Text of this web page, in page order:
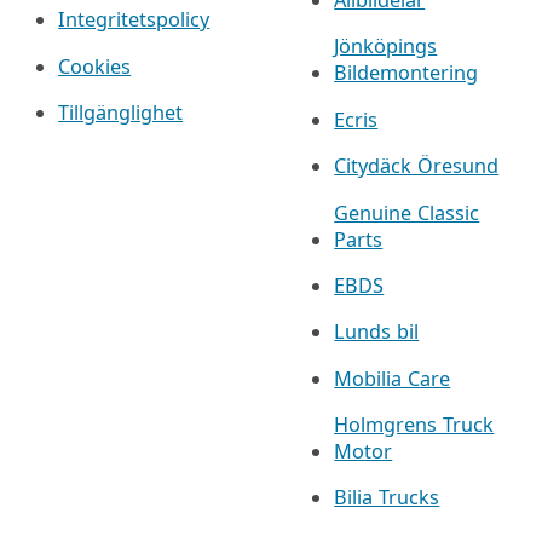
Integritetspolicy
Cookies
Tillgänglighet
Jönköpings
Bildemontering
Ecris
Citydäck Öresund
Genuine Classic
Parts
EBDS
Lunds bil
Mobilia Care
Holmgrens Truck
Motor
Bilia Trucks